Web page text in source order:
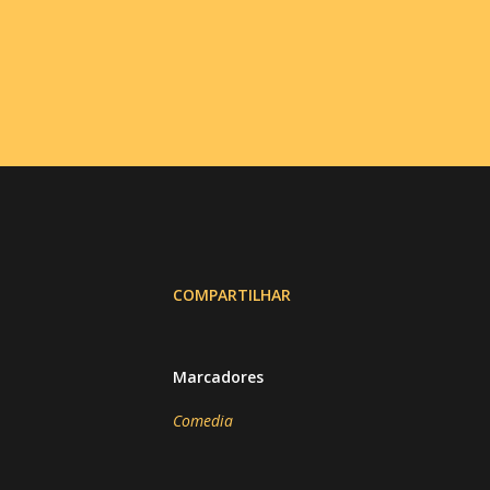
COMPARTILHAR
Marcadores
Comedia